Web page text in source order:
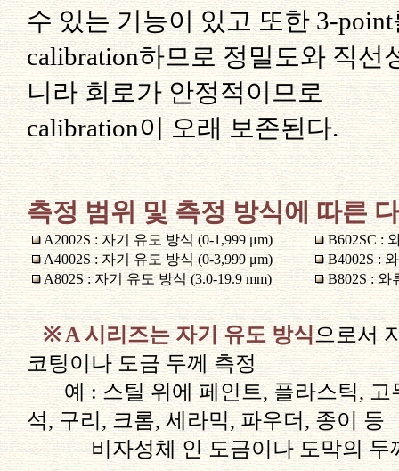
수 있는 기능이 있고 또한 3-point
calibration하므로 정밀도와 직선
니라 회로가 안정적이므로
calibration이 오래 보존된다.
측정 범위 및 측정 방식에 따른
A2002S : 자기 유도 방식 (0-1,999 μm)
B602SC :
A4002S : 자기 유도 방식 (0-3,999 μm)
B4002S :
A802S : 자기 유도 방식 (3.0-19.9 mm)
B802S : 와
※A 시리즈는 자기 유도 방식으로서
코팅이나 도금 두께 측정
예 : 스틸 위에 페인트, 플라스틱, 고
석, 구리, 크롬, 세라믹, 파우더, 종이 등
비자성체 인 도금이나 도막의 두